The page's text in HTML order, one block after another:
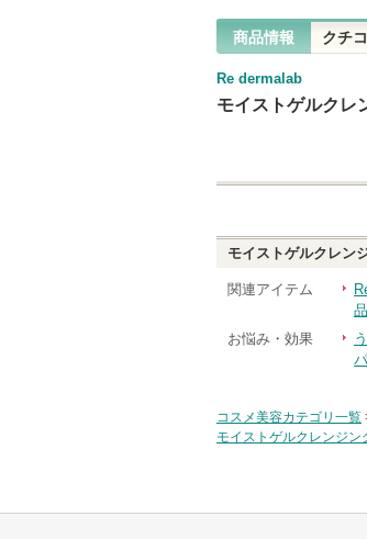
商品情報 クチ
Re dermalab
モイストゲルクレ
モイストゲルクレン
関連アイテム
品
お悩み・効果
コスメ美容カテゴリ一覧
モイストゲルクレンジン